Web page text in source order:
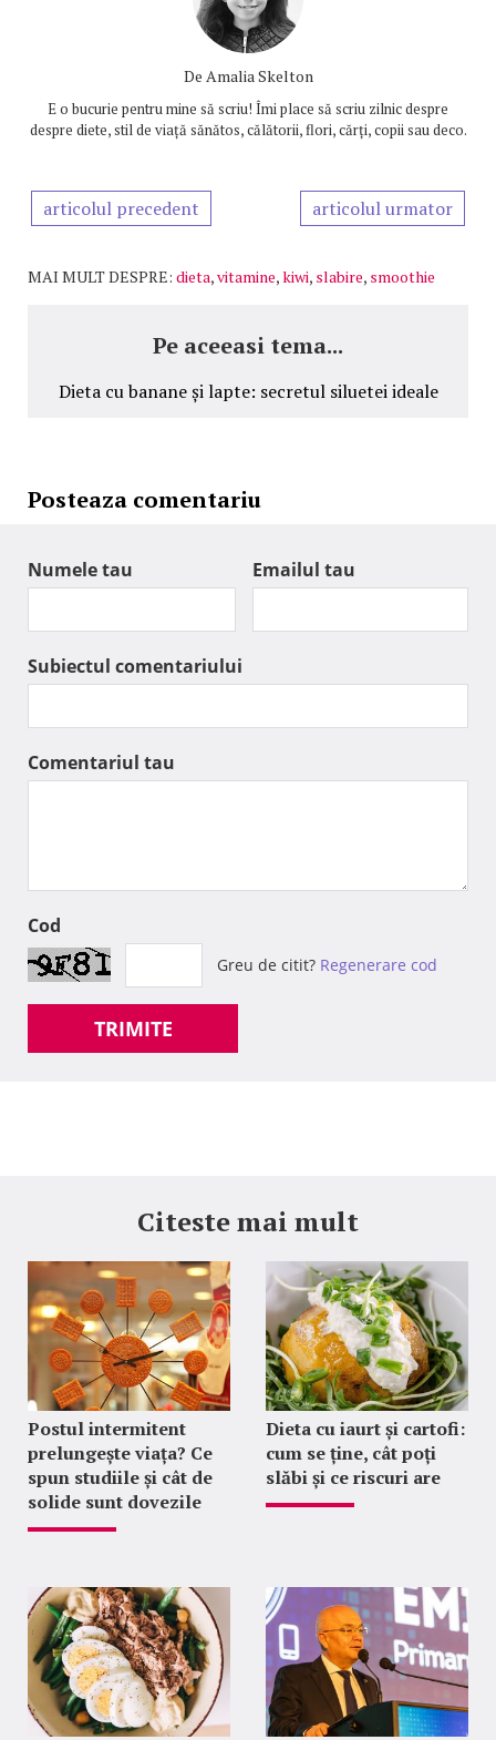
De Amalia Skelton
E o bucurie pentru mine să scriu! Îmi place să scriu zilnic despre
despre diete, stil de viață sănătos, călătorii, flori, cărți, copii sau deco.
articolul precedent articolul urmator
MAI MULT DESPRE: dieta,vitamine,kiwi, slabire, smoothie
Pe aceeasi tema...
Dieta cu banane și lapte: secretul siluetei ideale
Posteaza comentariu
Numele tau Emailul tau
Subiectul comentariului
Comentariul tau
Cod
Greu de citit? Regenerare cod
TRIMITE
Citeste mai mult
Postul intermitent
prelungește viața? Ce
spun studiile și cât de
solide sunt dovezile
Dieta cu iaurt și cartofi:
cum se ține, cât poți
slăbi și ce riscuri are